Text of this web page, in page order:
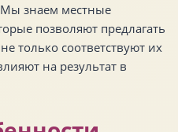
знаем местные
позволяют предлагать
только соответствуют их
на результат в